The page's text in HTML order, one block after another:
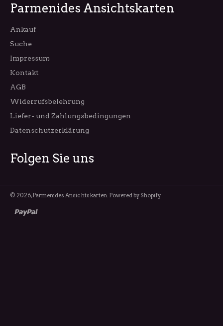
Parmenides Ansichtskarten
Ankauf
Suche
Impressum
Kontakt
AGB
Widerrufsbelehrung
Liefer- und Zahlungsbedingungen
Datenschutzerklärung
Folgen Sie uns
© 2026,Parmenides Ansichtskarten . Powered by Shopify